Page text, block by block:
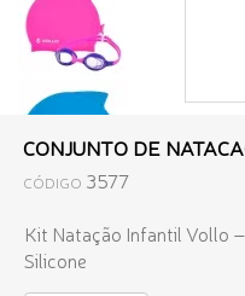
CONJUNTO DE
CÓDIGO 3577
Kit Natação Infantil Vollo
Silicone